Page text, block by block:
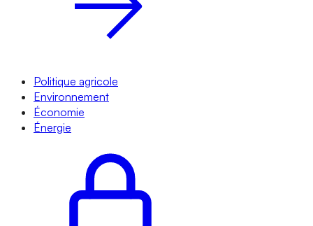
Politique agricole
Environnement
Économie
Énergie